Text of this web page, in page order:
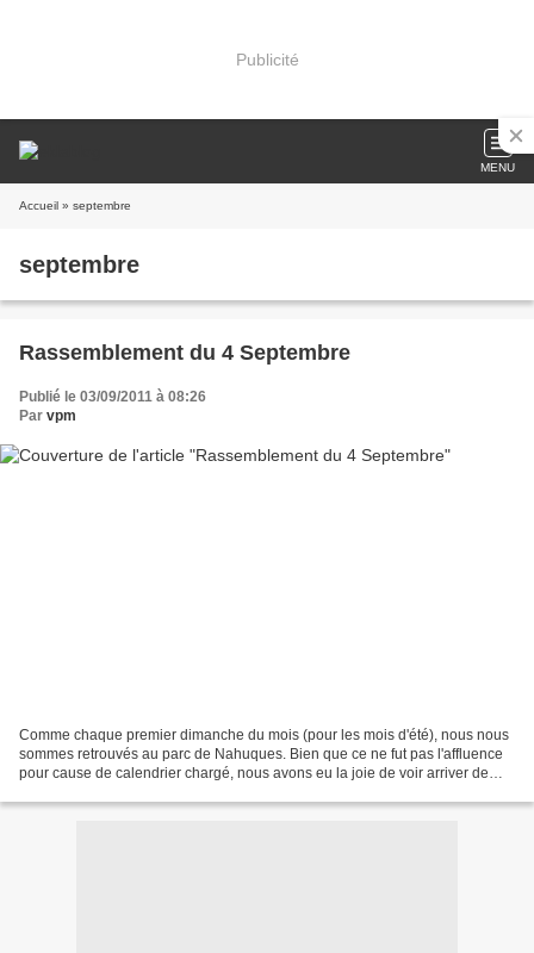
Publicité
MENU
Accueil » septembre
septembre
Rassemblement du 4 Septembre
Publié le 03/09/2011 à 08:26
Par vpm
Comme chaque premier dimanche du mois (pour les mois d'été), nous nous
sommes retrouvés au parc de Nahuques. Bien que ce ne fut pas l'affluence
pour cause de calendrier chargé, nous avons eu la joie de voir arriver de